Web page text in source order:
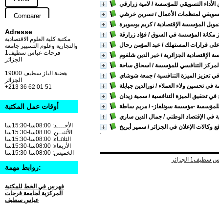
التسويقي للمؤسسة / لامية زرارقي
لمنظمات الأعمال/ نسرين خرشي
المؤسسة الإقتصادية / كريم بوسويرة
مكانة المؤسسة في السوق/ فؤاد زرارقة
على قرارات المستهلك / عبد المؤمن رحال
الجزائرية / خير الدين شلغوم
التنافسي للمؤسسة / اسحاق ساحة
تعزيز الميزة التنافسية / جمعة شوشاي
في تحسين ولاء العملاء / نورالدين جبابلة
تحقيق الميزة التنافسية / سمية زيدان
للمؤسسة -مؤسسة سونلغاز-/ مريم ساطة
في الإقتصاد الوطني/ جمال الدين ساري
وكالات الإعلان في الجزائر / سمير أبريخ
Adresse
مكتبة كلية العلوم الاقتصادية
والتجارية وعلوم التسيير جامعة
فرحات عباس سطيف1
الجزائر
19000 هضبة الباز سطيف
+213 36 62 01 51
أوقات عمل المكتبة
الأحــــد: 08:00سا-15:30سا
الأثنيــن: 08:00سا-15:30سا
الثلاثـاء: 08:00سا-15:30سا
الأربعاء: 08:00سا-15:30سا
الخميس: 08:00سا-15:30سا
روابط مهمة:
فهرس في الخط للمكتبة
المركزية لجامعة فرحات
عباس سطيف